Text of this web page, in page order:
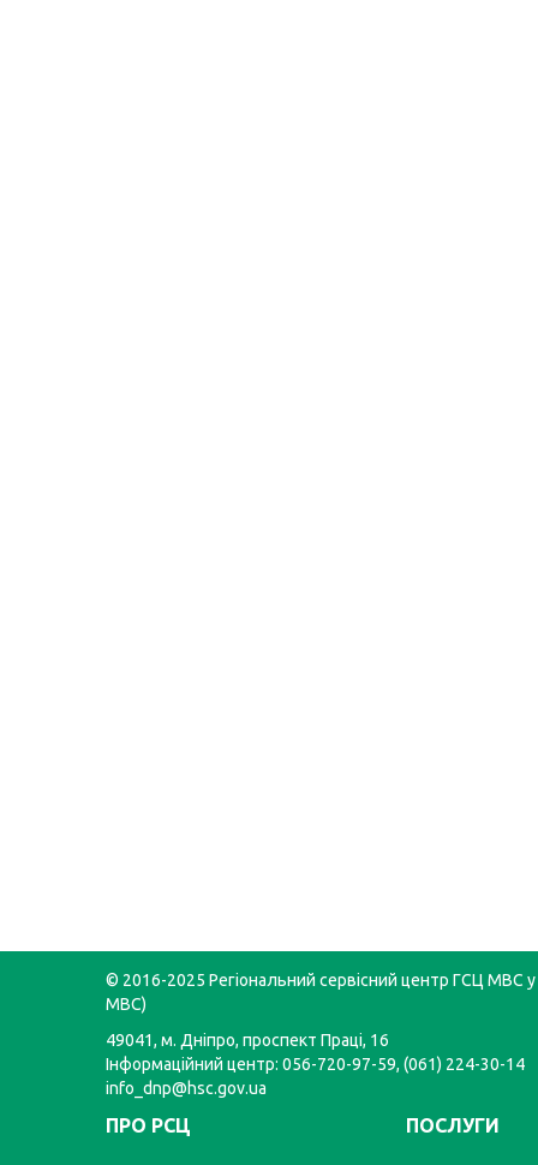
© 2016-2025 Регіональний сервісний центр ГСЦ МВС у
МВС)
49041, м. Дніпро, проспект Праці, 16
Інформаційний центр: 056-720-97-59, (061) 224-30-14
info_dnp@hsc.gov.ua
ПРО РСЦ ПОСЛУГИ